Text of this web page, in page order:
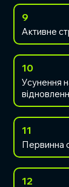
9
Активне
10
Усунення
11
Первинна
12